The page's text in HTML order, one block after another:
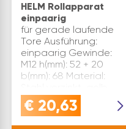
HELM Rollapparat
einpaarig
für gerade laufende
Tore Ausführung:
einpaarig Gewinde:
M12 h(mm): 52 + 20
b(mm): 68 Material:
Tragkraft(kg): 65 Type:
390 Verwendung:
€ 20,63